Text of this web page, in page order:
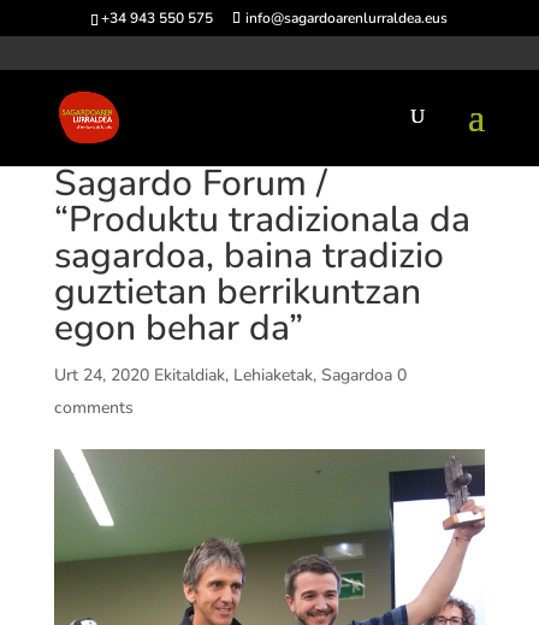
+34 943 550 575 info@sagardoarenlurraldea.eus
Sagardo Forum /
“Produktu tradizionala da
sagardoa, baina tradizio
guztietan berrikuntzan
egon behar da”
Urt 24, 2020 Ekitaldiak, Lehiaketak, Sagardoa 0
comments